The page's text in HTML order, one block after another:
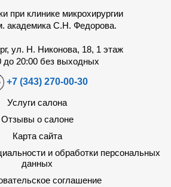
при клинике микрохирургии
академика С.Н. Федорова.
ул. Н. Никонова, 18, 1 этаж
до 20:00 без выходных
+7 (343) 270-00-30
Услуги салона
Отзывы о салоне
Карта сайта
и обработки персональных
данных
соглашение